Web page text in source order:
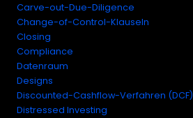
Carve-out-Due-Diligence
Change-of-Control-Klauseln
Closing
Compliance
Datenraum
Designs
Discounted-Cashflow-Verfahren (DCF)
Distressed Investing